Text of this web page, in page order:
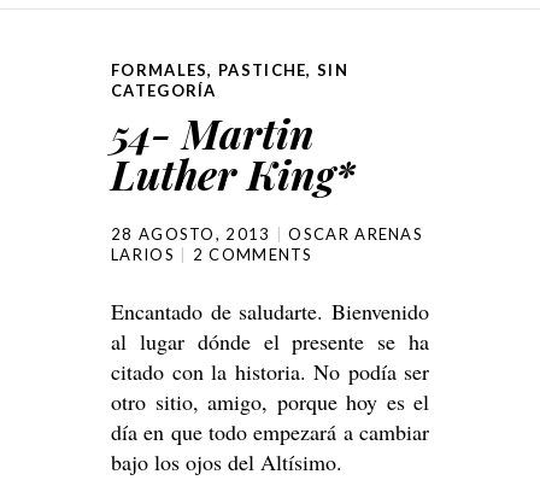
FORMALES, PASTICHE,SIN
CATEGORÍA
54- Martin
Luther King*
28 AGOSTO, 2013
OSCAR ARENAS
LARIOS
2 COMMENTS
Encantado de saludarte. Bienvenido
al lugar dónde el presente se ha
citado con la historia. No podía ser
otro sitio, amigo, porque hoy es el
día en que todo empezará a cambiar
bajo los ojos del Altísimo.